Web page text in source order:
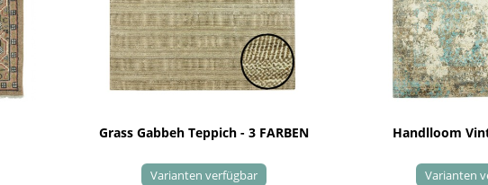
Grass Gabbeh Teppich - 3 FARBEN
Varianten verfügbar
Handlloom
Varianten